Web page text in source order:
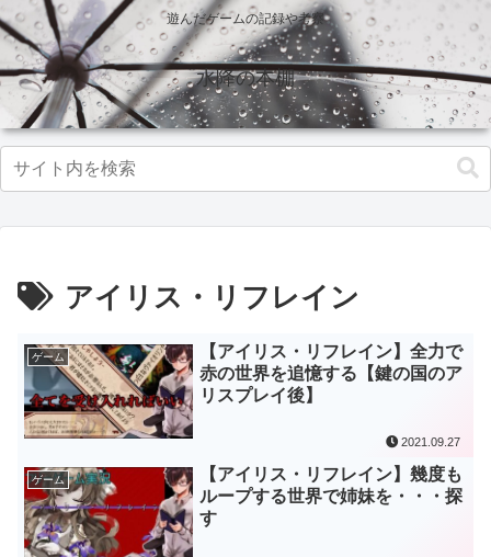
遊んだゲームの記録や考察
水降の本棚
アイリス・リフレイン
ゲーム
【アイリス・リフレイン】全力で
赤の世界を追憶する【鍵の国のア
リスプレイ後】
2021.09.27
ゲーム
【アイリス・リフレイン】幾度も
ループする世界で姉妹を・・・探
す